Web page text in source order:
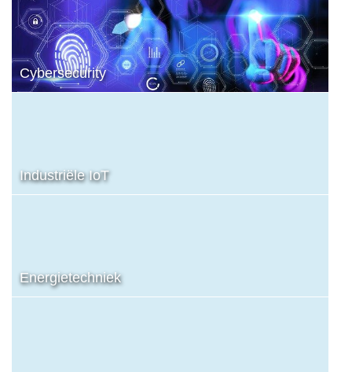
Cybersecurity
Industriële IoT
Energietechniek